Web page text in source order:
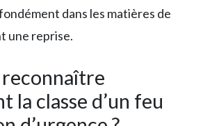
dans les matières de
une reprise.
la classe d’un feu